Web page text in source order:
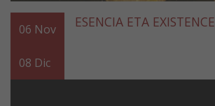
06 Nov
08 Dic
ESENCIA ETA EXISTENCE